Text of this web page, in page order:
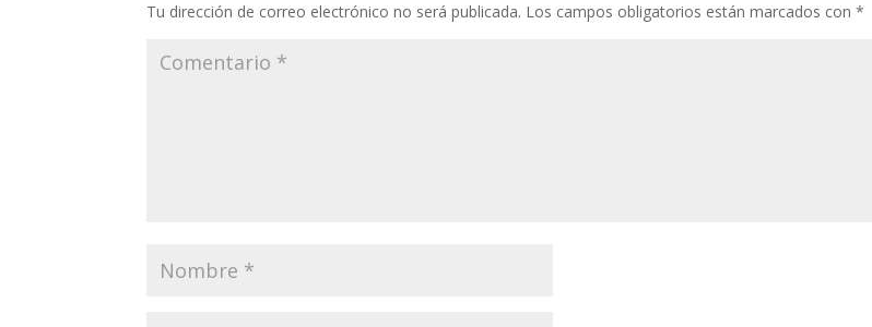
Tu dirección de correo electrónico no será publicada. Los campos obligatorios están marcados con*